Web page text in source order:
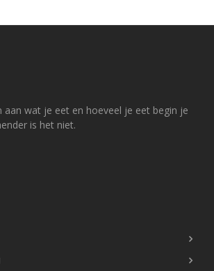
aan wat je eet en hoeveel je eet begin je
is het niet.